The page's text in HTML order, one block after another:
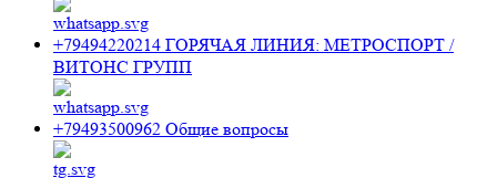
+79494220214 ГОРЯЧАЯ ЛИНИЯ: МЕТРОСПОРТ /
ВИТОНС ГРУПП
+79493500962 Общие вопросы